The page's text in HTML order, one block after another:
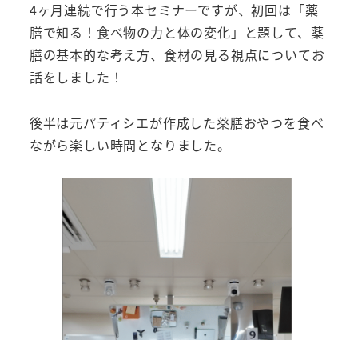
4ヶ月連続で行う本セミナーですが、初回は「薬
膳で知る！食べ物の力と体の変化」と題して、薬
膳の基本的な考え方、食材の見る視点についてお
話をしました！
後半は元パティシエが作成した薬膳おやつを食べ
ながら楽しい時間となりました。